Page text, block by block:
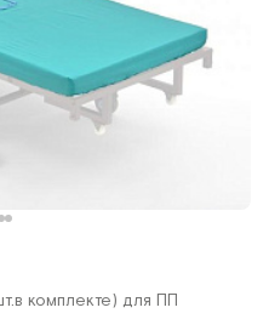
цвет бордовый
комплекте) для ПП